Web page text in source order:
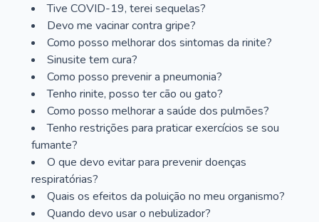
Tive COVID-19, terei sequelas?
Devo me vacinar contra gripe?
Como posso melhorar dos sintomas da rinite?
Sinusite tem cura?
Como posso prevenir a pneumonia?
Tenho rinite, posso ter cão ou gato?
Como posso melhorar a saúde dos pulmões?
Tenho restrições para praticar exercícios se sou
fumante?
O que devo evitar para prevenir doenças
respiratórias?
Quais os efeitos da poluição no meu organismo?
Quando devo usar o nebulizador?